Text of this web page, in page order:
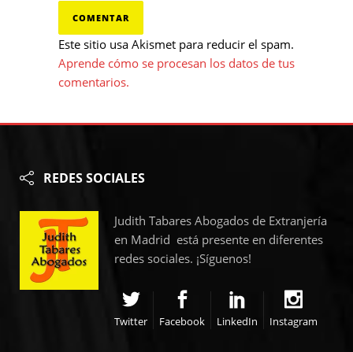
Este sitio usa Akismet para reducir el spam.
Aprende cómo se procesan los datos de tus
comentarios.
REDES SOCIALES
Judith Tabares Abogados de Extranjería
en Madrid está presente en diferentes
redes sociales. ¡Síguenos!
Twitter Facebook LinkedIn Instagram